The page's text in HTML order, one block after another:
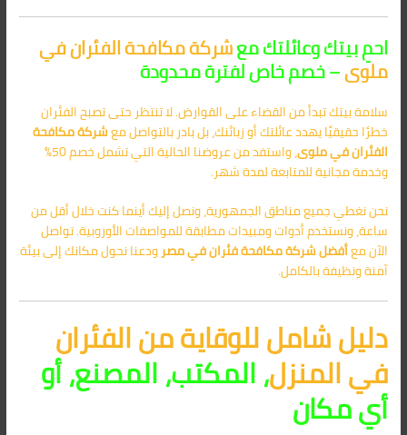
احمِ بيتك وعائلتك معشركة مكافحة الفئران في
ملوى– خصم خاص لفترة محدودة
سلامة بيتك تبدأ من القضاء على القوارض. لا تنتظر حتى تصبح الفئران
خطرًا حقيقيًا يهدد عائلتك أو زبائنك، بل بادر بالتواصل معشركة مكافحة
الفئران في ملوى
، واستفد من عروضنا الحالية التي تشمل خصم 50%
وخدمة مجانية للمتابعة لمدة شهر.
نحن نغطي جميع مناطق الجمهورية، ونصل إليك أينما كنت خلال أقل من
ساعة، ونستخدم أدوات ومبيدات مطابقة للمواصفات الأوروبية. تواصل
الآن معأفضلشركة مكافحة فئران في مصرودعنا نحول مكانك إلى بيئة
آمنة ونظيفة بالكامل.
دليل شامل للوقاية من الفئران
في المنزل، المكتب، المصنع، أو
أي مكان